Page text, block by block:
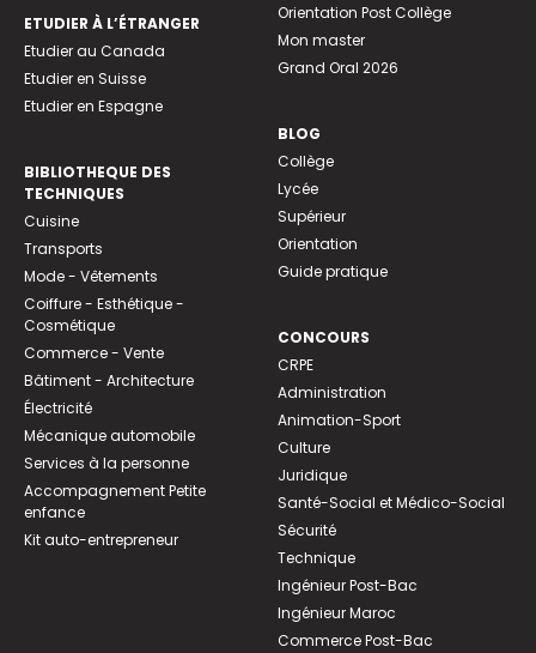
ETUDIER À L’ÉTRANGER
Etudier au Canada
Etudier en Suisse
Etudier en Espagne
BIBLIOTHEQUE DES
TECHNIQUES
Cuisine
Transports
Mode - Vêtements
Coiffure - Esthétique -
Cosmétique
Commerce - Vente
Bâtiment - Architecture
Électricité
Mécanique automobile
Services à la personne
Accompagnement Petite
enfance
Kit auto-entrepreneur
Orientation Post Collège
Mon master
Grand Oral 2026
BLOG
Collège
Lycée
Supérieur
Orientation
Guide pratique
CONCOURS
CRPE
Administration
Animation-Sport
Culture
Juridique
Santé-Social et Médico-Social
Sécurité
Technique
Ingénieur Post-Bac
Ingénieur Maroc
Commerce Post-Bac